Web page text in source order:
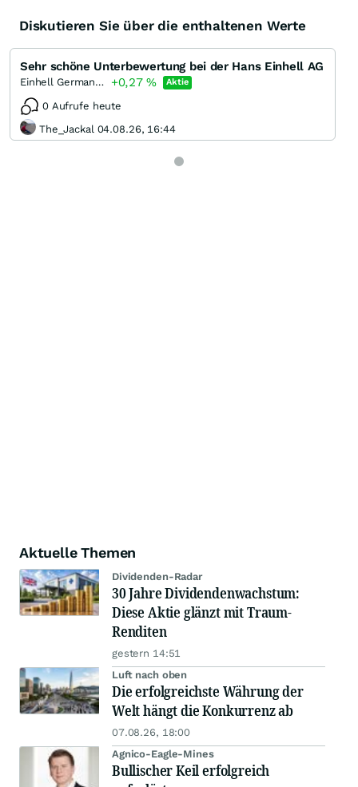
Diskutieren Sie über die enthaltenen Werte
Sehr schöne Unterbewertung bei der Hans Einhell AG
Einhell Germany Pref Bearer +0,27% Aktie
0 Aufrufe heute
The_Jackal 04.08.26, 16:44
Aktuelle Themen
Dividenden-Radar
30 Jahre Dividendenwachstum:
Diese Aktie glänzt mit Traum-
Renditen
gestern 14:51
Luft nach oben
Die erfolgreichste Währung der
Welt hängt die Konkurrenz ab
07.08.26, 18:00
Agnico-Eagle-Mines
Bullischer Keil erfolgreich